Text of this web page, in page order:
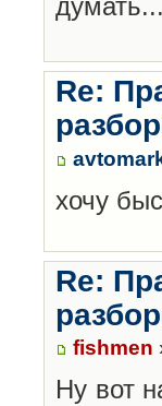
Re:
хочу
Re:
fishmen
Ну вот